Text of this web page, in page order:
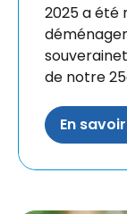
2025 a été
de notre
En